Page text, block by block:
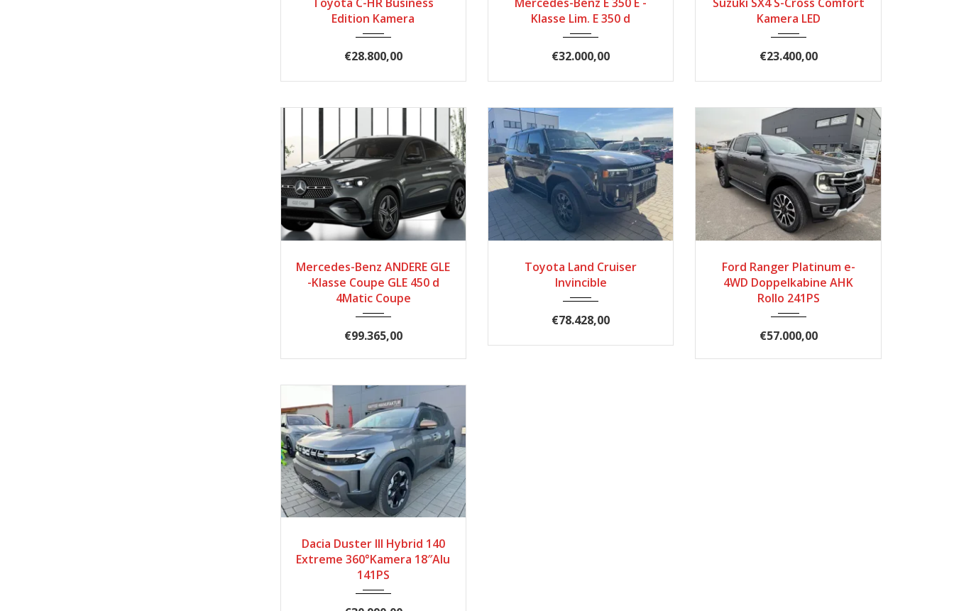
Edition Kamera
€28.800,00
Klasse Lim. E 350 d
€32.000,00
Kamera LED
€23.400,00
Mercedes-Benz ANDERE GLE
-Klasse Coupe GLE 450 d
4Matic Coupe
€99.365,00
Toyota Land Cruiser
Invincible
€78.428,00
Ford Ranger Platinum e-
4WD Doppelkabine AHK
Rollo 241PS
€57.000,00
Dacia Duster III Hybrid 140
Extreme 360°Kamera 18″Alu
141PS